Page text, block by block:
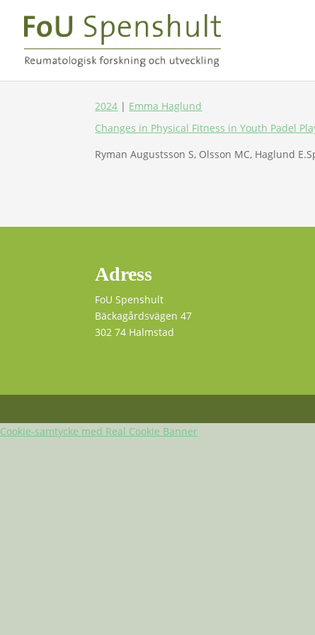
2024 | Emma Haglund
Changes in Physical Fitness in Youth Padel
Ryman Augustsson S, Olsson MC, Haglund
Adress
FoU Spenshult
Bäckagårdsvägen 47
302 74 Halmstad
Cookie-samtycke med Real Cookie Banner